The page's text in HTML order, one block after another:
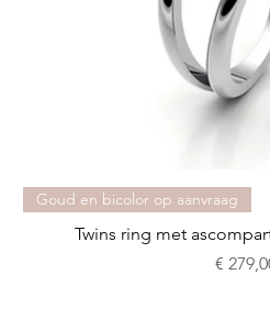
Goud en bicolor op aanvraag
Twins ring met
Prijs
€